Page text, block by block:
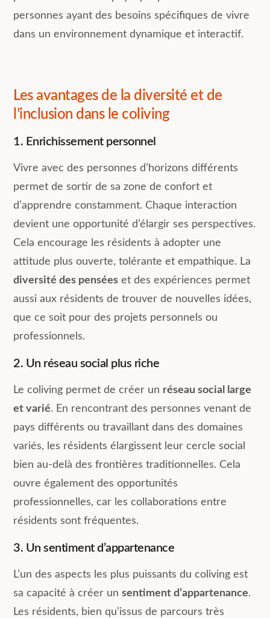
personnes ayant des besoins spécifiques de vivre
dans un environnement dynamique et interactif.
Les avantages de la diversité et de
l’inclusion dans le coliving
1. Enrichissement personnel
Vivre avec des personnes d’horizons différents
permet de sortir de sa zone de confort et
d’apprendre constamment. Chaque interaction
devient une opportunité d’élargir ses perspectives.
Cela encourage les résidents à adopter une
attitude plus ouverte, tolérante et empathique. La
diversité des pensées et des expériences permet
aussi aux résidents de trouver de nouvelles idées,
que ce soit pour des projets personnels ou
professionnels.
2. Un réseau social plus riche
Le coliving permet de créer un réseau social large
et varié. En rencontrant des personnes venant de
pays différents ou travaillant dans des domaines
variés, les résidents élargissent leur cercle social
bien au-delà des frontières traditionnelles. Cela
ouvre également des opportunités
professionnelles, car les collaborations entre
résidents sont fréquentes.
3. Un sentiment d’appartenance
L’un des aspects les plus puissants du coliving est
sa capacité à créer unsentiment d’appartenance.
Les résidents, bien qu’issus de parcours très